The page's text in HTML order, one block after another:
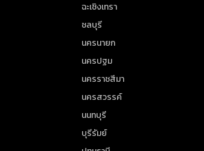
ฉะเชิงเทรา
ชลบุรี
นครนายก
นครปฐม
นครราชสีมา
นครสวรรค์
นนทบุรี
บุรีรัมย์